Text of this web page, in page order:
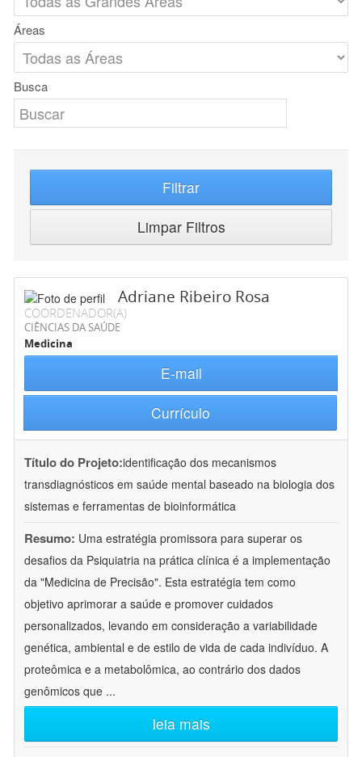
Áreas
Busca
Filtrar
Limpar Filtros
Adriane Ribeiro Rosa
COORDENADOR(A)
CIÊNCIAS DA SAÚDE
Medicina
E-mail
Currículo
Título do Projeto:identificação dos mecanismos
transdiagnósticos em saúde mental baseado na biologia dos
sistemas e ferramentas de bioinformática
Resumo: Uma estratégia promissora para superar os
desafios da Psiquiatria na prática clínica é a implementação
da "Medicina de Precisão". Esta estratégia tem como
objetivo aprimorar a saúde e promover cuidados
personalizados, levando em consideração a variabilidade
genética, ambiental e de estilo de vida de cada indivíduo. A
proteômica e a metabolômica, ao contrário dos dados
genômicos que ...
leia mais